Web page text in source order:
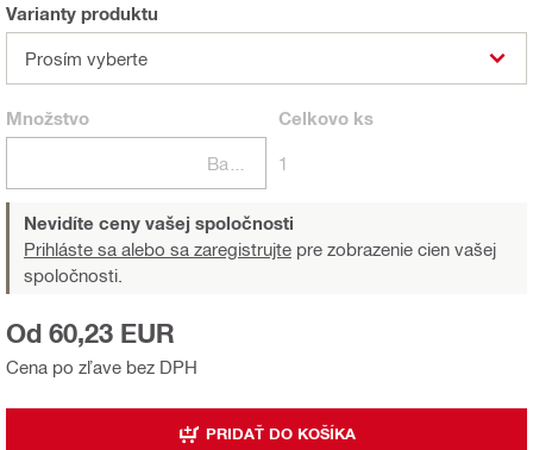
Varianty produktu
Prosím vyberte
Množstvo Celkovo ks
1
Nevidíte ceny vašej spoločnosti
Prihláste sa alebo sa zaregistrujte pre zobrazenie cien vašej
spoločnosti.
Cena po zľave bez DPH
Od 60,23 EUR
PRIDAŤ DO KOŠÍKA